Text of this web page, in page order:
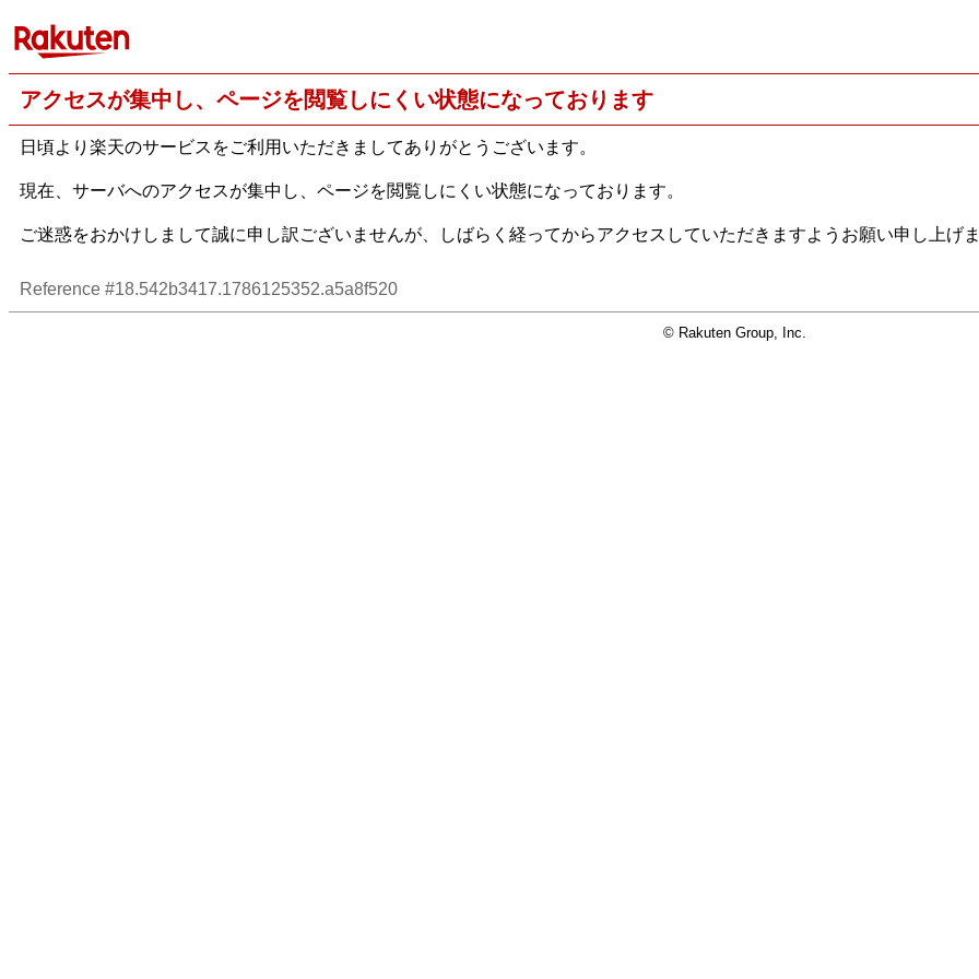
アクセスが集中し、ページを閲覧しにくい状態になっております
日頃より楽天のサービスをご利用いただきましてありがとうございます。
現在、サーバへのアクセスが集中し、ページを閲覧しにくい状態になっております。
ご迷惑をおかけしまして誠に申し訳ございませんが、しばらく経ってからアクセスしていただきますようお願い申し上げ
Reference #18.542b3417.1786125352.a5a8f520
© Rakuten Group, Inc.